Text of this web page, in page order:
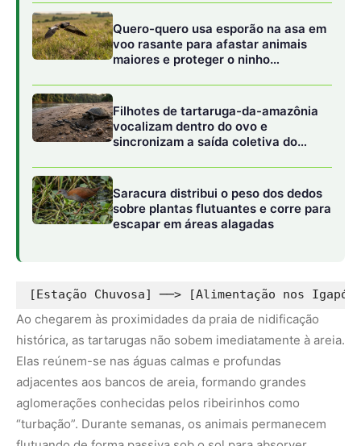
Ao chegarem às proximidades da praia de nidificação
Elas reúnem-se nas águas calmas e profundas
adjacentes aos bancos de areia, formando grandes
aglomerações conhecidas pelos ribeirinhos como
flutuando de forma passiva sob o sol para absorver
radiação térmica (termoregulação), o que acelera o
desenvolvimento final dos ovos em seus ovidutos. É
vocalização subaquática: as tartarugas-da-amazônia
frequência para coordenar o momento exato em que o
grupo sairá da água de forma sincronizada, reduzindo o
risco de predação individual através do efeito de diluição
populacional.
O ápice do ciclo reprodutivo ocorre nas noites mais
escuras do verão, quando os primeiros grupos rompem a